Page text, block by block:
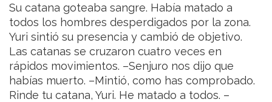
Su catana goteaba sangre. Había matado a
todos los hombres desperdigados por la zona.
Yuri sintió su presencia y cambió de objetivo.
Las catanas se cruzaron cuatro veces en
rápidos movimientos. –Senjuro nos dijo que
habías muerto. –Mintió, como has comprobado.
Rinde tu catana, Yuri. He matado a todos. –